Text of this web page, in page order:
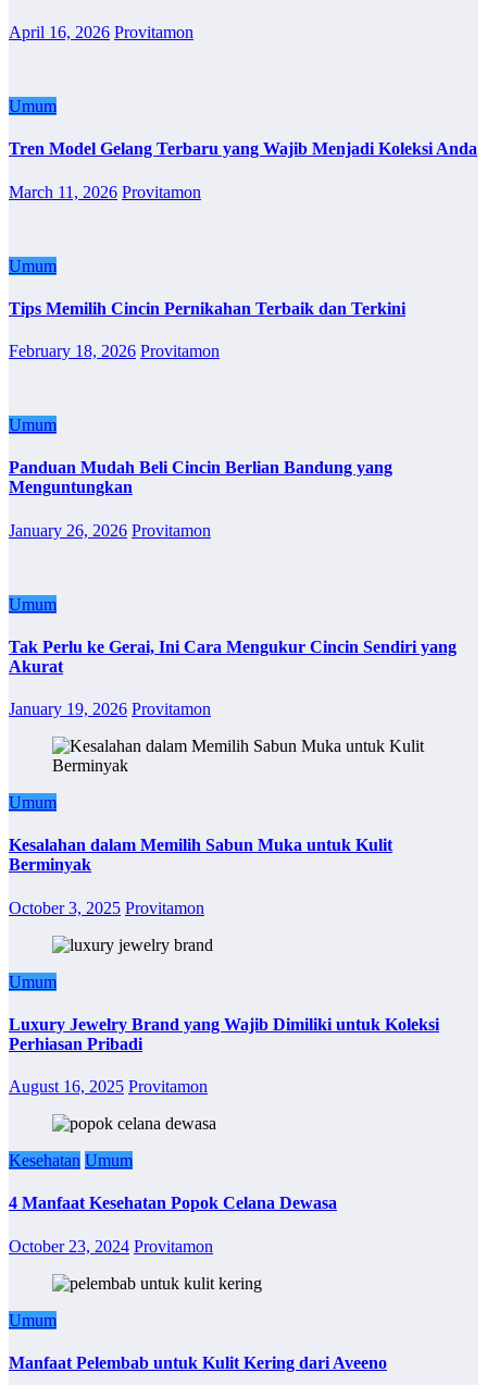
April 16, 2026 Provitamon
Umum
Tren Model Gelang Terbaru yang Wajib Menjadi Koleksi Anda
March 11, 2026 Provitamon
Umum
Tips Memilih Cincin Pernikahan Terbaik dan Terkini
February 18, 2026 Provitamon
Umum
Panduan Mudah Beli Cincin Berlian Bandung yang
Menguntungkan
January 26, 2026 Provitamon
Umum
Tak Perlu ke Gerai, Ini Cara Mengukur Cincin Sendiri yang
Akurat
January 19, 2026 Provitamon
Umum
Kesalahan dalam Memilih Sabun Muka untuk Kulit
Berminyak
October 3, 2025 Provitamon
Umum
Luxury Jewelry Brand yang Wajib Dimiliki untuk Koleksi
Perhiasan Pribadi
August 16, 2025 Provitamon
Kesehatan Umum
4 Manfaat Kesehatan Popok Celana Dewasa
October 23, 2024 Provitamon
Umum
Manfaat Pelembab untuk Kulit Kering dari Aveeno